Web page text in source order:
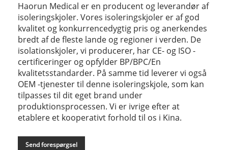
Haorun Medical er en producent og leverandør af
isoleringskjoler. Vores isoleringskjoler er af god
kvalitet og konkurrencedygtig pris og anerkendes
bredt af de fleste lande og regioner i verden. De
isolationskjoler, vi producerer, har CE- og ISO -
certificeringer og opfylder BP/BPC/En
kvalitetsstandarder. På samme tid leverer vi også
OEM -tjenester til denne isoleringskjole, som kan
tilpasses til dit eget brand under
produktionsprocessen. Vi er ivrige efter at
etablere et kooperativt forhold til os i Kina.
Send forespørgsel